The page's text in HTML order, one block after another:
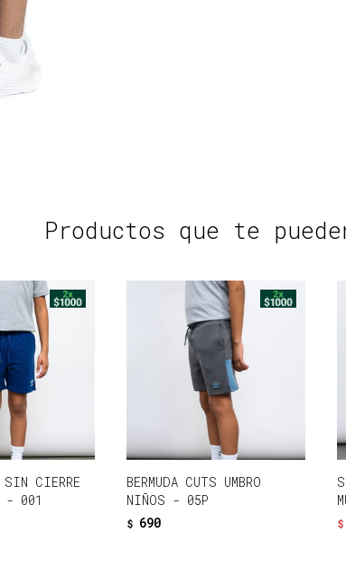
Productos que te
SIN CIERRE
- 001
BERMUDA CUTS UMBRO
NIÑOS - 05P
$ 690 $